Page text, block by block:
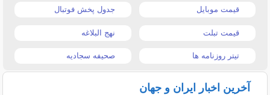
قیمت موبایل جدول پخش فوتبال
قیمت تبلت نهج البلاغه
تیتر روزنامه ها صحیفه سجادیه
آخرین اخبار ایران و جهان